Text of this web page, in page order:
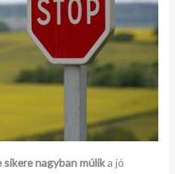
sikere nagyban múlika jó